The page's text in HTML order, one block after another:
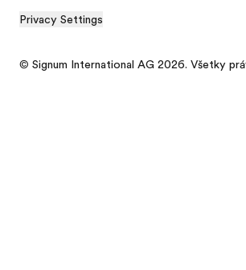
Privacy Settings
© Signum International AG 2026. Všetky